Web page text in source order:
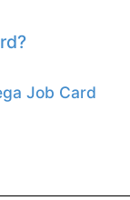
Job Card